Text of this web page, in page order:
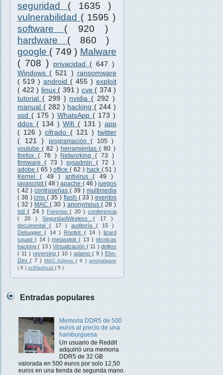
seguridad ( 1635 )
vulnerabilidad ( 1595 )
software ( 920 )
hardware ( 860 )
google ( 749 ) Malware
( 708 )
privacidad ( 647 )
Windows ( 521 ) ransomware
( 519 ) android ( 455 ) exploit
( 422 ) linux ( 391 ) cve ( 374 )
tutorial ( 299 ) nvidia ( 292 )
manual ( 282 ) hacking ( 244 )
ssd ( 175 ) WhatsApp ( 173 )
ddos ( 134 )Wifi ( 131 ) app
( 126 )cifrado ( 121 )twitter
( 121 ) programación( 105 )
youtube( 82 ) herramientas( 80 )
firefox ( 76 ) Networking( 73 )
firmware( 73 )sysadmin ( 72 )
adobe ( 65 )office( 62 ) hack ( 51 )
Kernel( 49 ) antivirus( 49 )
javascript( 48 )apache ( 46 ) juegos
( 42 ) contraseñas ( 39 ) multimedia
( 36 )cms( 35 ) flash ( 33 )eventos
( 32 ) MAC( 30 ) anonymous ( 28 )
ssl( 24 ) Forense( 20 ) conferencia
( 20 )SeguridadWireless ( 17 )
documental ( 17 ) auditoría ( 15 )
Debugger( 14 ) Rootkit ( 14 ) lizard
squad ( 14 )metasploit( 13 ) técnicas
hacking( 13 )Virtualización ( 11 ) delitos
( 11 ) reversing ( 10 ) adamo ( 9 ) Ehn-
Dev ( 7 ) MAC Adress ( 6 ) antimalware
( 6 ) oclHashcat ( 5 )
Entradas populares
Memoria DDR5 de 500
euros al precio de una
hamburguesa
Un usuario de Reddit
adquirió una memoria
DDR5 de 32 GB
valorada en 500 euros por solo 12,50
euros en una tienda de segunda mano.